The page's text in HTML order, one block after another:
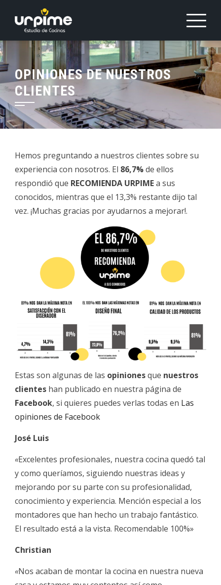
contenido
OPINIONES DE NUESTROS
CLIENTES
Hemos preguntando a nuestros clientes sobre su
experiencia con nosotros. El 86,7%de ellos
respondió que RECOMIENDA URPIMEa sus
conocidos, mientras que el 13,3% restante dijo tal
vez. ¡Muchas gracias por ayudarnos a mejorar!.
Estas son algunas de las opinionesque nuestros
clientes han publicado en nuestra página de
Facebook, si quieres puedes verlas todas en Las
opiniones de Facebook
José Luis
«Excelentes profesionales, nuestra cocina quedó tal
y como queríamos, siguiendo nuestras ideas y
mejorando por su parte con su profesionalidad,
conocimiento y experiencia. Mención especial a los
montadores que han hecho un trabajo fantástico.
El resultado está a la vista. Recomendable 100%»
Christian
«Nos acaban de montar la cocina en nuestra nueva